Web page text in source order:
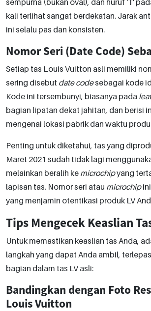
kali terlihat sangat berdekatan. Jarak
ini selalu pas dan konsisten.
Nomor Seri (Date Code)
Setiap tas Louis Vuitton asli memiliki
sering disebut date codesebagai kode
Kode ini tersembunyi, biasanya pada
bagian lipatan dekat jahitan, dan berisi
mengenai lokasi pabrik dan waktu
Penting untuk diketahui, tas yang
Maret 2021 sudah tidak lagi
melainkan beralih ke microchipyang
lapisan tas. Nomor seri atau microchipini
yang menjamin otentikasi produk LV
Tips Mengecek Keaslian
Untuk memastikan keaslian tas Anda,
langkah yang dapat Anda ambil,
bagian dalam tas LV asli:
Bandingkan dengan Foto
Louis Vuitton